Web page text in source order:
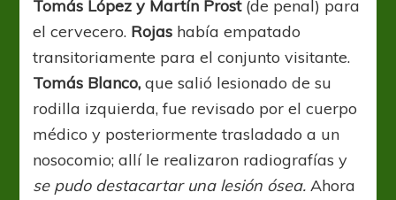
Tomás López y Martín Prost(de penal) para
el cervecero. Rojas había empatado
transitoriamente para el conjunto visitante.
Tomás Blanco, que salió lesionado de su
rodilla izquierda, fue revisado por el cuerpo
médico y posteriormente trasladado a un
nosocomio; allí le realizaron radiografías y
se pudo destacartar una lesión ósea.Ahora